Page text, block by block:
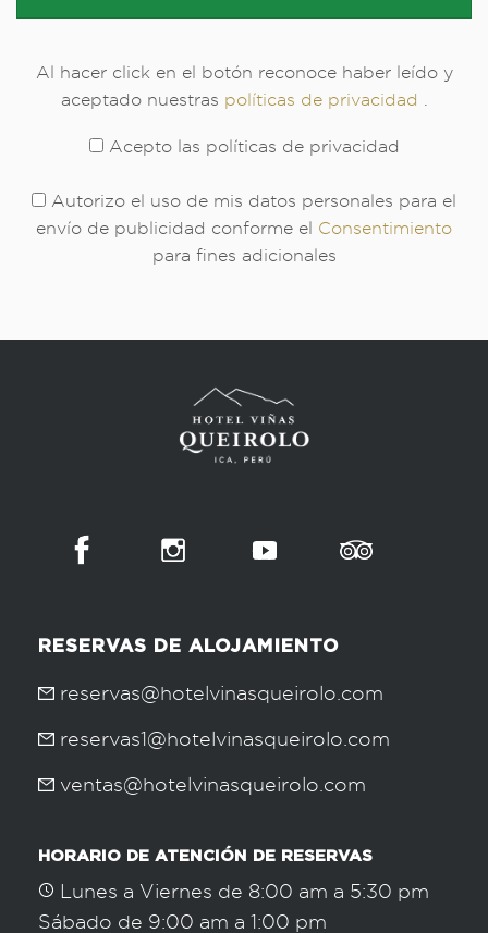
Al hacer click en el botón reconoce haber leído y
aceptado nuestras políticas de privacidad
Acepto las políticas de privacidad
Autorizo el uso de mis datos personales para el
envío de publicidad conforme el Consentimiento
para fines adicionales
RESERVAS DE ALOJAMIENTO
reservas@hotelvinasqueirolo.com
reservas1@hotelvinasqueirolo.com
ventas@hotelvinasqueirolo.com
HORARIO DE ATENCIÓN DE RESERVAS
Lunes a Viernes de 8:00 am a 5:30 pm
Sábado de 9:00 am a 1:00 pm